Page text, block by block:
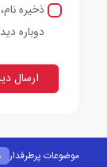
ذخیره
دوباره
موضوعات پرطرفدار